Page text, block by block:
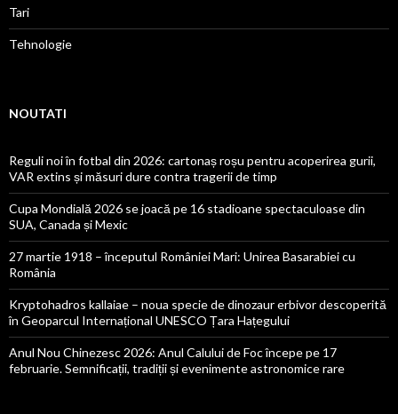
Tari
Tehnologie
NOUTATI
Reguli noi în fotbal din 2026: cartonaș roșu pentru acoperirea gurii,
VAR extins și măsuri dure contra tragerii de timp
Cupa Mondială 2026 se joacă pe 16 stadioane spectaculoase din
SUA, Canada și Mexic
27 martie 1918 – începutul României Mari: Unirea Basarabiei cu
România
Kryptohadros kallaiae – noua specie de dinozaur erbivor descoperită
în Geoparcul Internațional UNESCO Țara Hațegului
Anul Nou Chinezesc 2026: Anul Calului de Foc începe pe 17
februarie. Semnificații, tradiții și evenimente astronomice rare